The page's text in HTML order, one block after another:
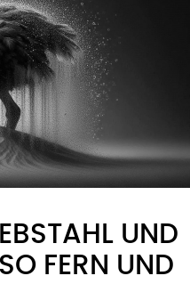
UND
FERN UND